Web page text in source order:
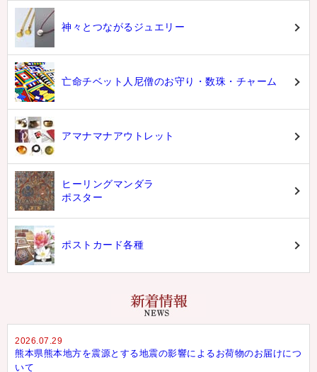
神々とつながるジュエリー
亡命チベット人尼僧のお守り・数珠・チャーム
アマナマナアウトレット
ヒーリングマンダラ
ポスター
ポストカード各種
2026.07.29
熊本県熊本地方を震源とする地震の影響によるお荷物のお届けにつ
いて